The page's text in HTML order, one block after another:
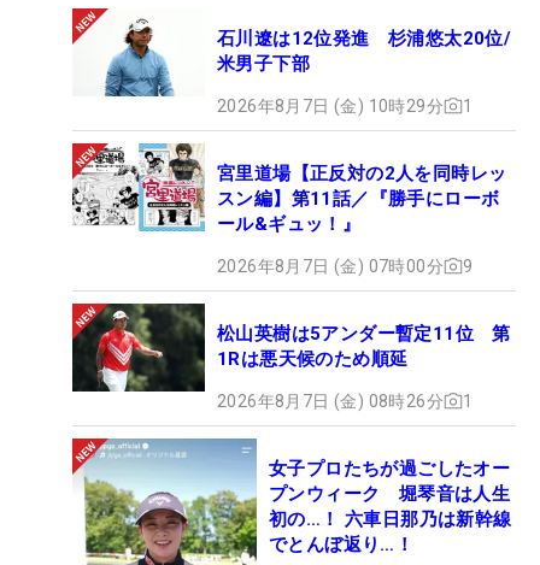
石川遼は12位発進 杉浦悠太20位/
米男子下部
2026年8月7日 (金) 10時29分 1
宮里道場【正反対の2人を同時レッ
スン編】第11話／『勝手にローボ
ール&ギュッ！』
2026年8月7日 (金) 07時00分 9
松山英樹は5アンダー暫定11位 第
1Rは悪天候のため順延
2026年8月7日 (金) 08時26分 1
女子プロたちが過ごしたオー
プンウィーク 堀琴音は人生
初の…！ 六車日那乃は新幹線
でとんぼ返り…！